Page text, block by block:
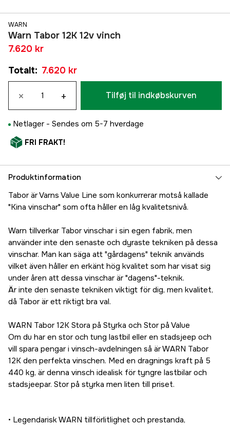
WARN
Warn Tabor 12K 12v vinch
7.620 kr
Totalt: 7.620 kr
× + Tilføj til indkøbskurven
Netlager - Sendes om 5-7 hverdage
FRI FRAKT!
Produktinformation
Tabor är Varns Value Line som konkurrerar motså kallade
"Kina vinschar" som ofta håller en låg kvalitetsnivå.
Warn tillverkar Tabor vinschar i sin egen fabrik, men
använder inte den senaste och dyraste tekniken på dessa
vinschar. Man kan säga att "gårdagens" teknik används
vilket även håller en erkänt hög kvalitet som har visat sig
under åren att dessa vinschar är "dagens"-teknik.
Är inte den senaste tekniken viktigt för dig, men kvalitet,
då Tabor är ett riktigt bra val.
WARN Tabor 12K Stora på Styrka och Stor på Value
Om du har en stor och tung lastbil eller en stadsjeep och
vill spara pengar i vinsch-avdelningen så är WARN Tabor
12K den perfekta vinschen. Med en dragnings kraft på 5
440 kg, är denna vinsch idealisk för tyngre lastbilar och
stadsjeepar. Stor på styrka men liten till priset.
• Legendarisk WARN tillförlitlighet och prestanda,